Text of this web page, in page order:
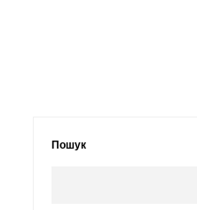
Пошук